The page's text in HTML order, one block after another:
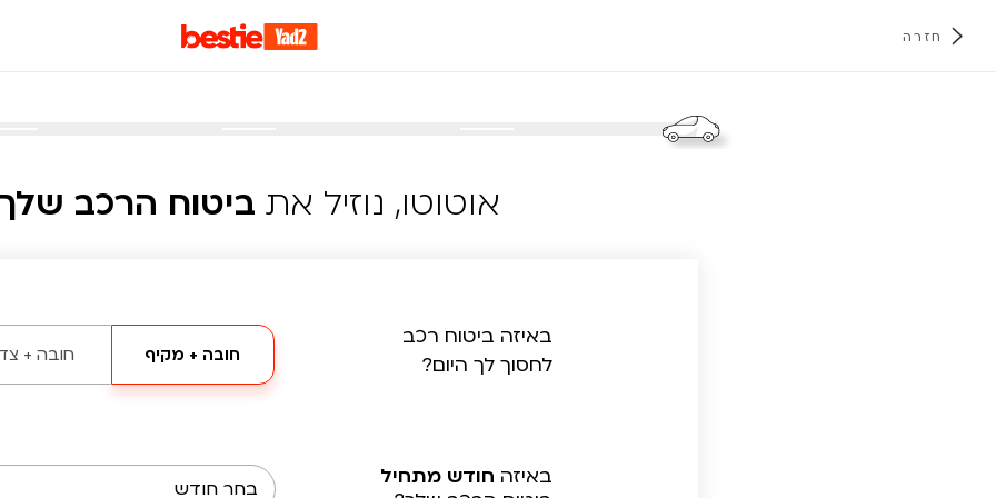
חזרה
אוטוטו, נוזיל את ביטוח הרכב
באיזה ביטוח רכב
לחסוך לך היום?
חובה + מקיף חובה +
באיזה חודש מתחיל